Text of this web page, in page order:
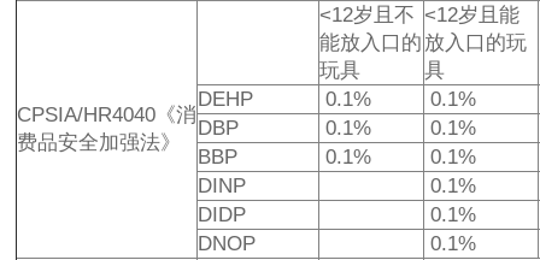
CPSIA/HR4040《消
费品安全加强法》
<12岁且不
能放入口的
玩具
<12岁且能
放入口的玩
具
DEHP 0.1% 0.1%
DBP
0.1% 0.1%
BBP
0.1% 0.1%
DINP
0.1%
DIDP
0.1%
DNOP
0.1%